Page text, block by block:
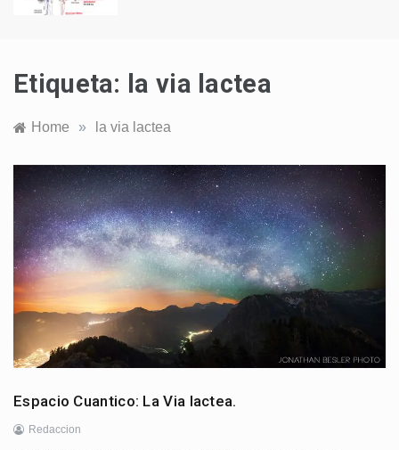
Etiqueta: la via lactea
Home » la via lactea
Espacio Cuantico: La Via lactea.
Redaccion